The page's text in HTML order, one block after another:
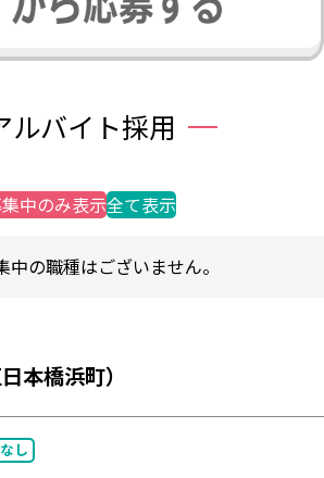
ルバイト採用
中のみ表示全て表示
中の職種はございません。
本橋浜町）
し